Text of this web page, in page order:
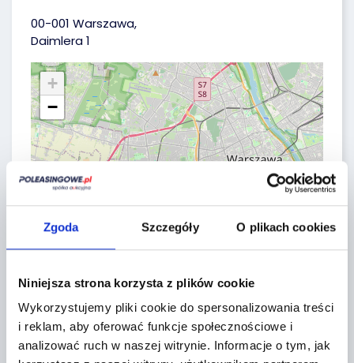
Zgoda Szczegóły O plikach cookies
Niniejsza strona korzysta z plików cookie
Wykorzystujemy pliki cookie do spersonalizowania treści
i reklam, aby oferować funkcje społecznościowe i
analizować ruch w naszej witrynie. Informacje o tym, jak
00-001 Warszawa,
Daimlera 1
+
−
Leaflet |© OpenStreetMapcontributors